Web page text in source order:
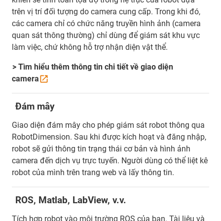
trên vị trí đối tượng do camera cung cấp. Trong khi đó,
các camera chỉ có chức năng truyền hình ảnh (camera
quan sát thông thường) chỉ dùng để giám sát khu vực
làm việc, chứ không hỗ trợ nhận diện vật thể.
> Tìm hiểu thêm thông tin chi tiết về giao diện
camera
Đám mây
Giao diện đám mây cho phép giám sát robot thông qua
RobotDimension. Sau khi được kích hoạt và đăng nhập,
robot sẽ gửi thông tin trạng thái cơ bản và hình ảnh
camera đến dịch vụ trực tuyến. Người dùng có thể liệt kê
robot của mình trên trang web và lấy thông tin.
ROS, Matlab, LabView, v.v.
Tích hợp robot vào môi trường ROS của bạn. Tài liệu và